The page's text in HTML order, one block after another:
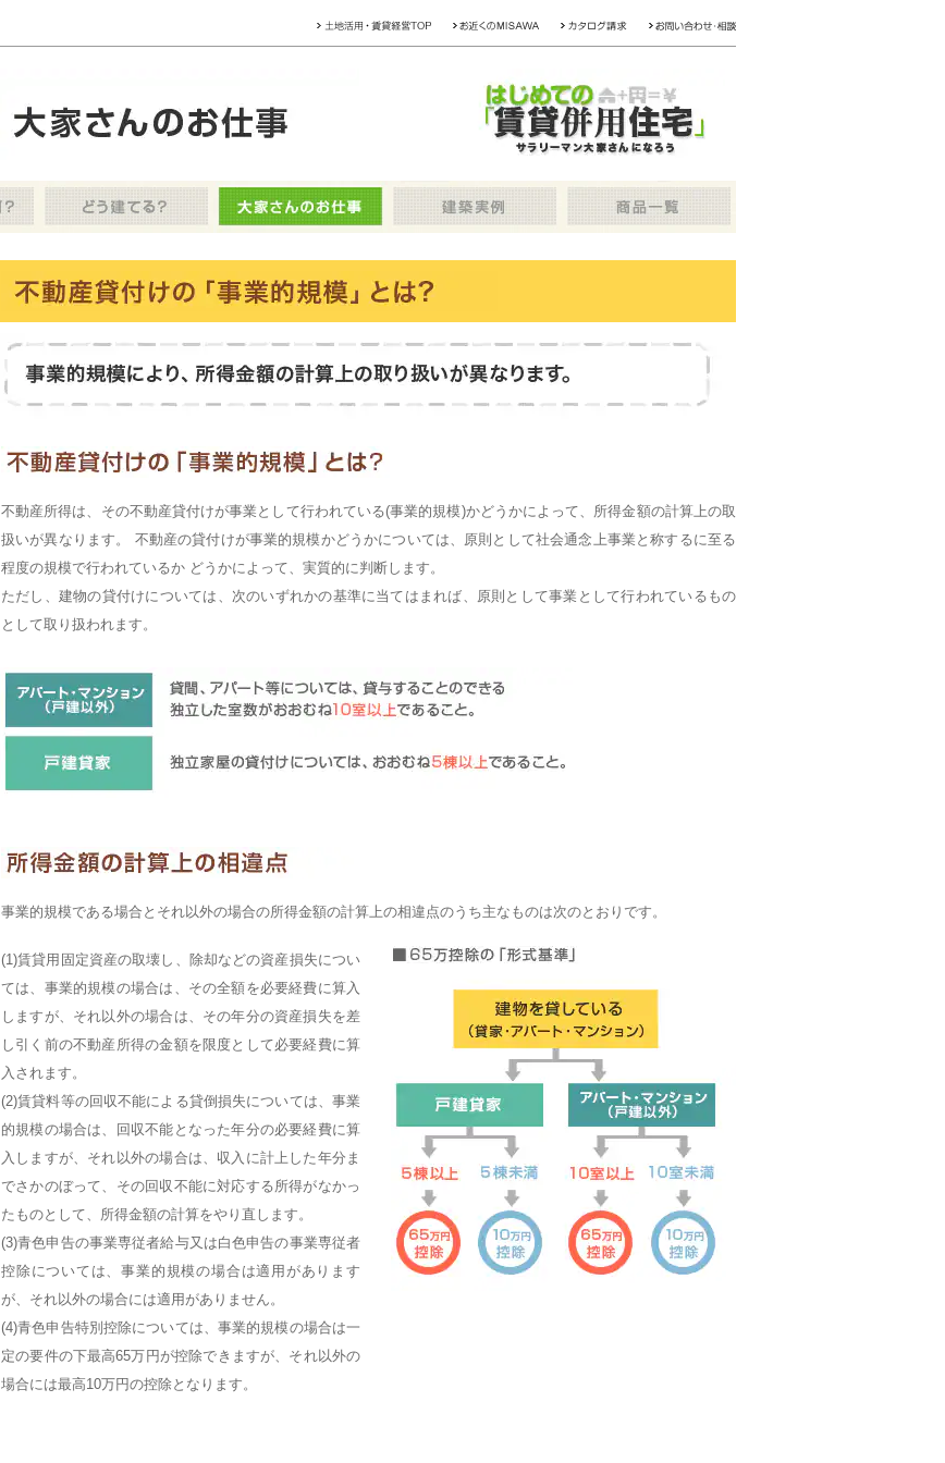
不動産所得は、その不動産貸付けが事業として行われている(事業的規模)かどうかによって、所得金額の計算上の取
扱いが異なります。 不動産の貸付けが事業的規模かどうかについては、原則として社会通念上事業と称するに至る
程度の規模で行われているか どうかによって、実質的に判断します。
ただし、建物の貸付けについては、次のいずれかの基準に当てはまれば、原則として事業として行われているもの
として取り扱われます。
事業的規模である場合とそれ以外の場合の所得金額の計算上の相違点のうち主なものは次のとおりです。
(1)賃貸用固定資産の取壊し、除却などの資産損失につい
ては、事業的規模の場合は、その全額を必要経費に算入
しますが、それ以外の場合は、その年分の資産損失を差
し引く前の不動産所得の金額を限度として必要経費に算
入されます。
(2)賃貸料等の回収不能による貸倒損失については、事業
的規模の場合は、回収不能となった年分の必要経費に算
入しますが、それ以外の場合は、収入に計上した年分ま
でさかのぼって、その回収不能に対応する所得がなかっ
たものとして、所得金額の計算をやり直します。
(3)青色申告の事業専従者給与又は白色申告の事業専従者
控除については、事業的規模の場合は適用があります
が、それ以外の場合には適用がありません。
(4)青色申告特別控除については、事業的規模の場合は一
定の要件の下最高65万円が控除できますが、それ以外の
場合には最高10万円の控除となります。